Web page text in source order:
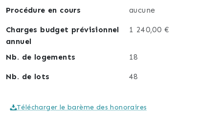
Procédure en cours
aucune
Charges budget prévisionnel
annuel
1 240,00 €
Nb. de logements 18
Nb. de lots 48
Télécharger le barème des honoraires